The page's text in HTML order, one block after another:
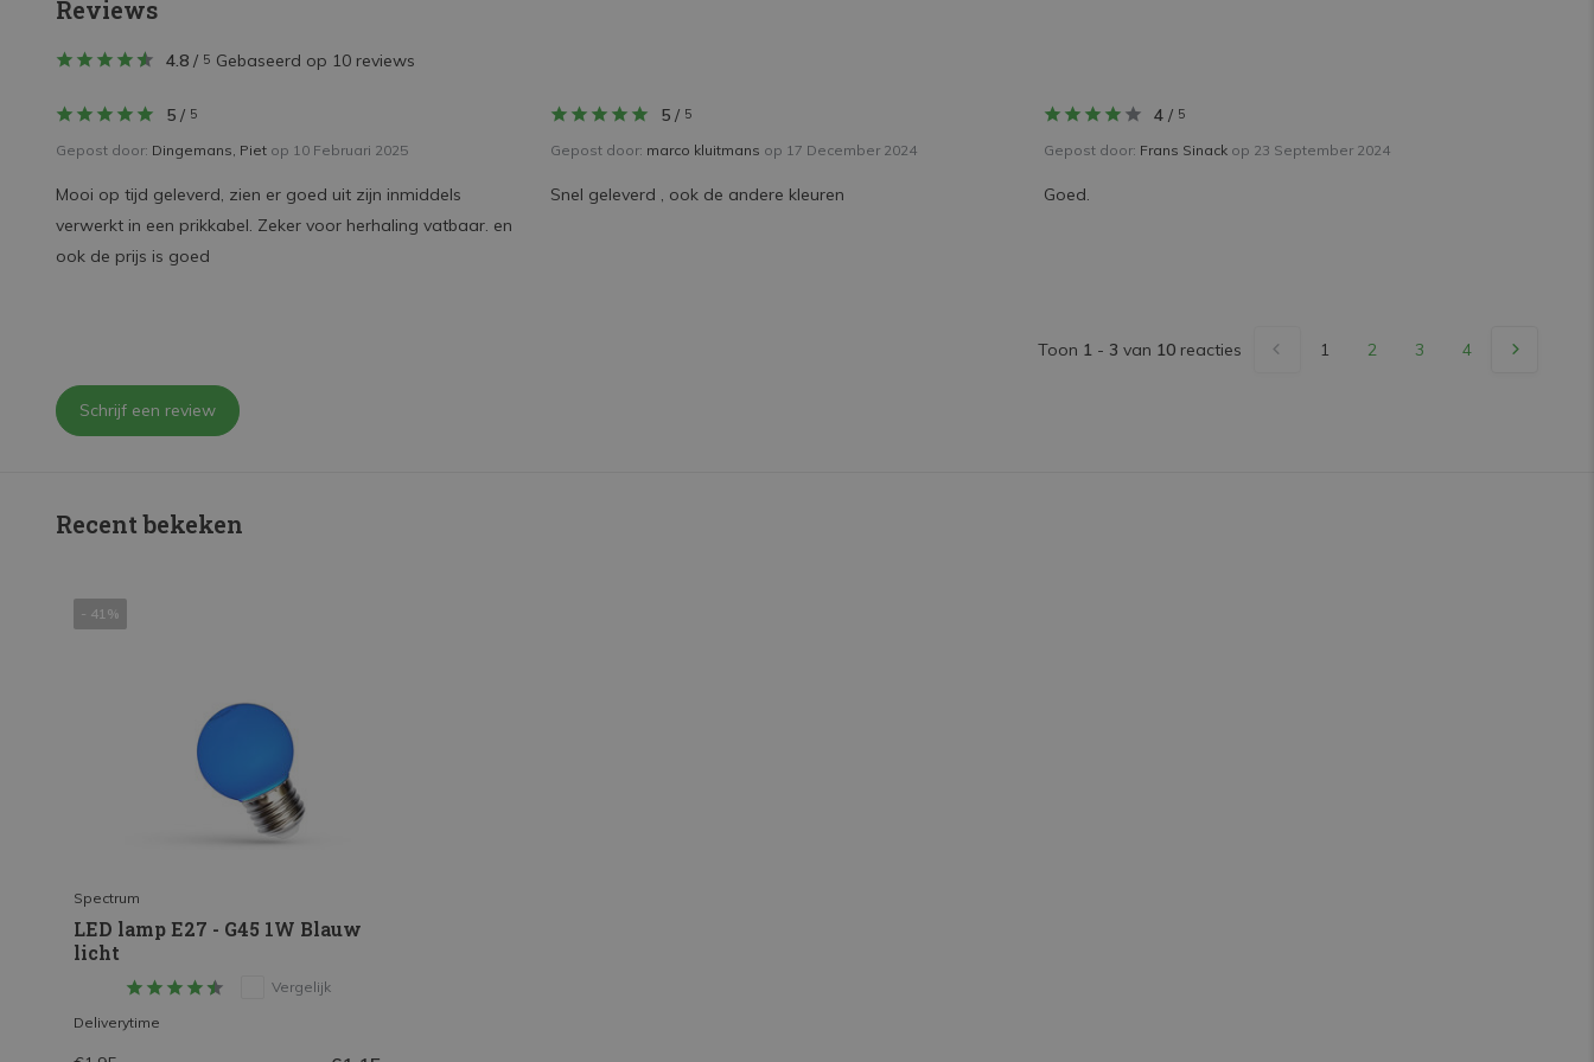
Reviews
4.8 / 5 Gebaseerd op 10 reviews
5 / 5
Gepost door: Dingemans, Piet op 10 Februari 2025
Mooi op tijd geleverd, zien er goed uit zijn inmiddels
verwerkt in een prikkabel. Zeker voor herhaling vatbaar. en
ook de prijs is goed
5/ 5
Gepost door: marco kluitmans op 17 December 2024
Snel geleverd , ook de andere kleuren
4 / 5
Gepost door: Frans Sinack op 23 September 2024
Goed.
Toon 1 - 3 van 10 reacties 1 2 3 4
Schrijf een review
Recent bekeken
- 41%
Spectrum
LED lamp E27 - G45 1W Blauw
licht
Vergelijk
Deliverytime